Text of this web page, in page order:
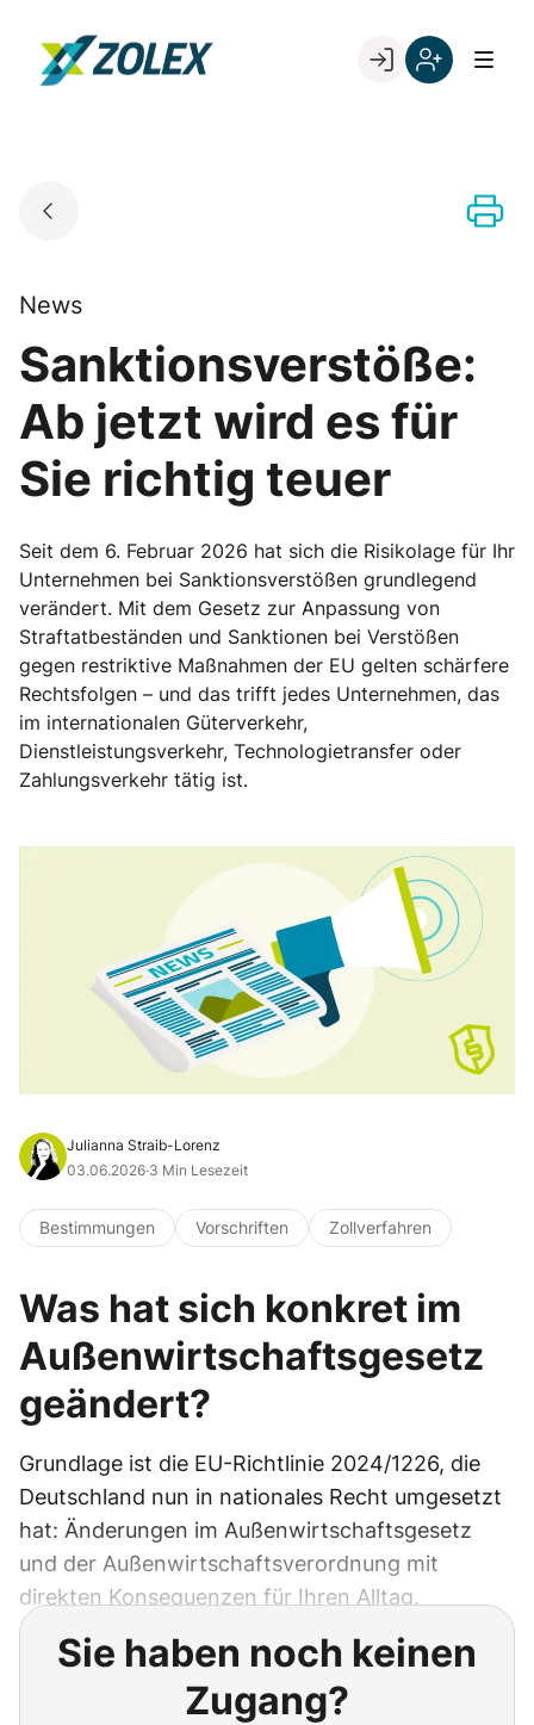
content
Go to landing page.
News
Sanktionsverstöße:
Ab jetzt wird es für
Sie richtig teuer
Seit dem 6. Februar 2026 hat sich die Risikolage für Ihr
Unternehmen bei Sanktionsverstößen grundlegend
verändert. Mit dem Gesetz zur Anpassung von
Straftatbeständen und Sanktionen bei Verstößen
gegen restriktive Maßnahmen der EU gelten schärfere
Rechtsfolgen – und das trifft jedes Unternehmen, das
im internationalen Güterverkehr,
Dienstleistungsverkehr, Technologietransfer oder
Zahlungsverkehr tätig ist.
Julianna Straib-Lorenz
03.06.2026·3 Min Lesezeit
Bestimmungen Vorschriften Zollverfahren
Was hat sich konkret im
Außenwirtschaftsgesetz
geändert?
Grundlage ist die EU-Richtlinie 2024/1226, die
Deutschland nun in nationales Recht umgesetzt
hat: Änderungen im Außenwirtschaftsgesetz
und der Außenwirtschaftsverordnung mit
direkten Konsequenzen für Ihren Alltag.
Sie haben noch keinen
Zugang?